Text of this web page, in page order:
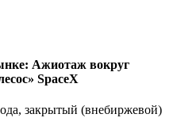
Ажиотаж вокруг
SpaceX
закрытый (внебиржевой)